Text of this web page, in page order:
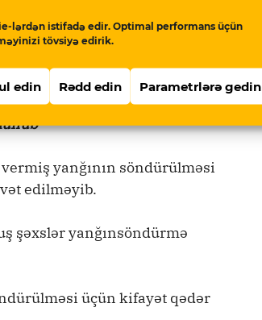
lərdən istifadə edir. Optimal performans üçün
tövsiyə edirik.
edin Rədd edin Parametrlərə gedin
və sızıntıların qarşısını
yanğının söndürülməsi
edilməyib.
şəxslər yanğınsöndürmə
üçün kifayət qədər